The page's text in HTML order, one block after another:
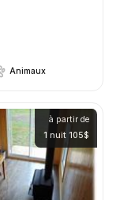
Animaux
à partir de
1 nuit 105$